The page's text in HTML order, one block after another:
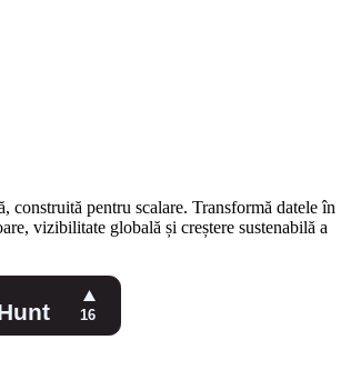
construită pentru scalare. Transformă datele în
vizibilitate globală și creștere sustenabilă a